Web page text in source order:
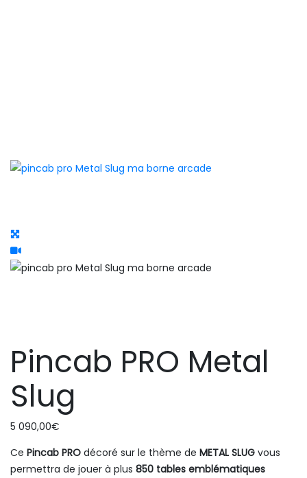
Pincab PRO Metal
Slug
5 090,00€
Ce Pincab PRO décoré sur le thème de METAL SLUG vous
permettra de jouer à plus 850 tables emblématiques